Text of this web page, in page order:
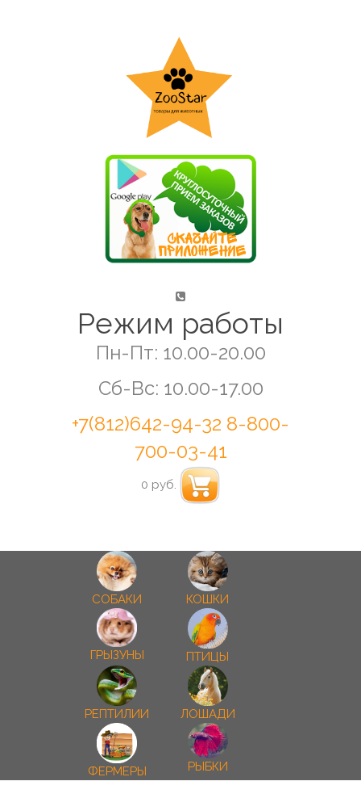
Режим работы
Пн-Пт: 10.00-20.00
Сб-Вс: 10.00-17.00
+7(812)642-94-32 8-800-
700-03-41
0 руб.
СОБАКИ КОШКИ
ГРЫЗУНЫ ПТИЦЫ
РЕПТИЛИИ ЛОШАДИ
ФЕРМЕРЫ РЫБКИ